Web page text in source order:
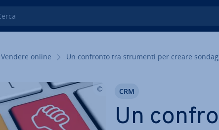
Vendere online Un confronto tra strumenti per creare
Un
CRM